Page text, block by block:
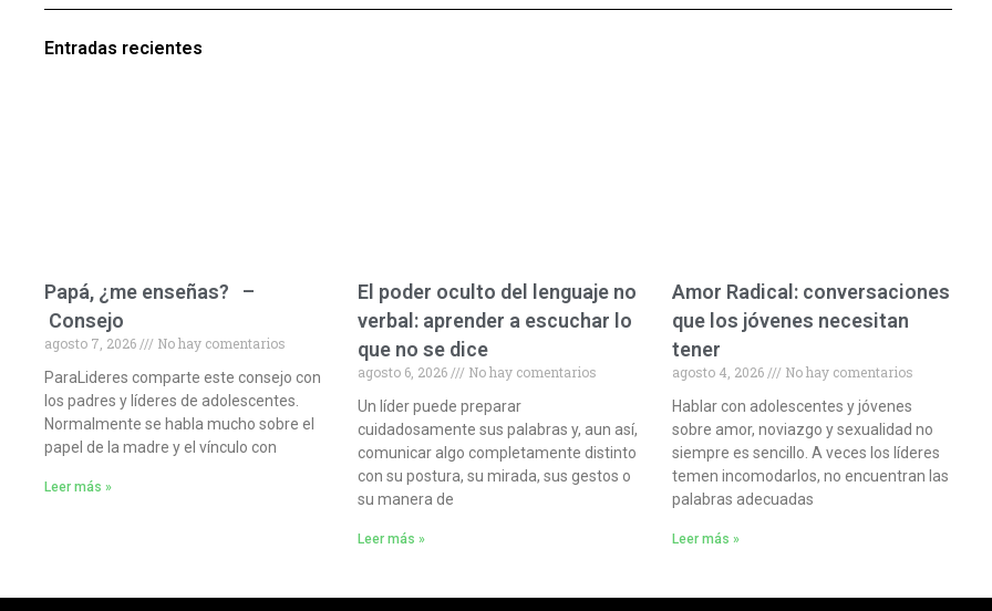
Entradas recientes
Papá, ¿me enseñas? –
Consejo
agosto 7, 2026
No hay comentarios
ParaLideres comparte este consejo con
los padres y líderes de adolescentes.
Normalmente se habla mucho sobre el
papel de la madre y el vínculo con
Leer más »
El poder oculto del lenguaje no
verbal: aprender a escuchar lo
que no se dice
agosto 6, 2026
No hay comentarios
Un líder puede preparar
cuidadosamente sus palabras y, aun así,
comunicar algo completamente distinto
con su postura, su mirada, sus gestos o
su manera de
Leer más »
Amor Radical: conversaciones
que los jóvenes necesitan
tener
agosto 4, 2026
No hay comentarios
Hablar con adolescentes y jóvenes
sobre amor, noviazgo y sexualidad no
siempre es sencillo. A veces los líderes
temen incomodarlos, no encuentran las
palabras adecuadas
Leer más »